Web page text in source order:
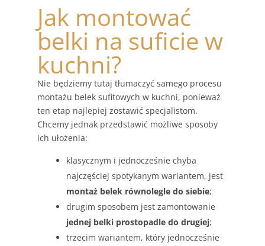
Jak montować
belki na suficie w
kuchni?
Nie będziemy tutaj tłumaczyć samego procesu
montażu belek sufitowych w kuchni, ponieważ
ten etap najlepiej zostawić specjalistom.
Chcemy jednak przedstawić możliwe sposoby
ich ułożenia:
klasycznym i jednocześnie chyba
najczęściej spotykanym wariantem, jest
montaż belek równolegle do siebie;
drugim sposobem jest zamontowanie
jednej belki prostopadle do drugiej;
trzecim wariantem, który jednocześnie